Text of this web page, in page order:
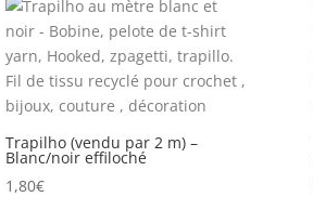
Trapilho (vendu par 2 m) –
Blanc/noir effiloché
1,80€